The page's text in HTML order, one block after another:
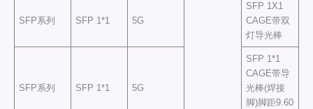
SFP系列 SFP 1*1 5G
SFP 1X1
CAGE带双
灯导光棒
SFP系列 SFP 1*1 5G
SFP 1*1
CAGE带导
光棒(焊接
脚)脚距9.60